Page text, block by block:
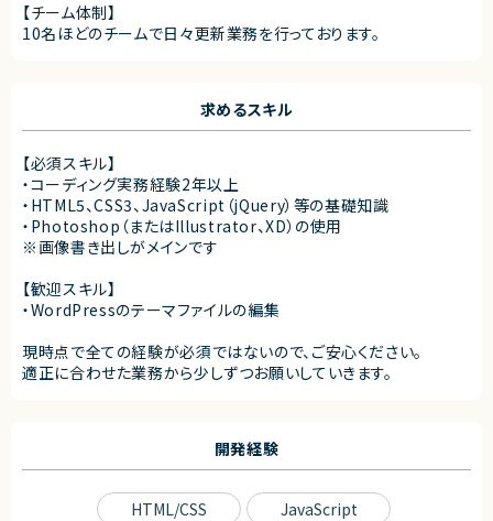
【チーム体制】
10名ほどのチームで日々更新業務を行っております。
求めるスキル
【必須スキル】
・コーディング実務経験2年以上
・HTML5、CSS3、JavaScript（jQuery）等の基礎知識
・Photoshop（またはIllustrator、XD）の使用
※画像書き出しがメインです
【歓迎スキル】
・WordPressのテーマファイルの編集
現時点で全ての経験が必須ではないので、ご安心ください。
適正に合わせた業務から少しずつお願いしていきます。
開発経験
HTML/CSS JavaScript